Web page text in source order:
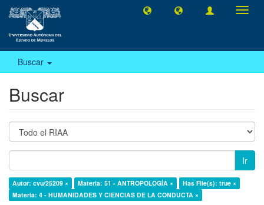
Buscar
Buscar
Ir
Autor: cvu/25209 × Materia: 51 - ANTROPOLOGÍA ×
Has File(s): true ×
Materia: 4 - HUMANIDADES Y CIENCIAS DE LA CONDUCTA ×